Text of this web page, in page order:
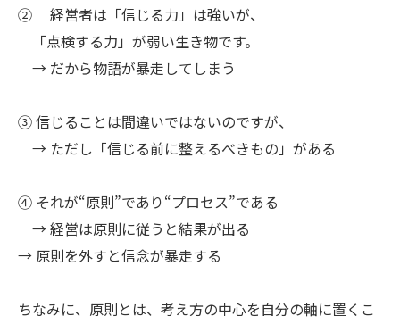
② 経営者は「信じる力」は強いが、
「点検する力」が弱い生き物です。
→ だから物語が暴走してしまう
③ 信じることは間違いではないのですが、
→ ただし「信じる前に整えるべきもの」がある
④ それが“原則”であり“プロセス”である
→ 経営は原則に従うと結果が出る
→ 原則を外すと信念が暴走する
ちなみに、原則とは、考え方の中心を自分の軸に置くこ